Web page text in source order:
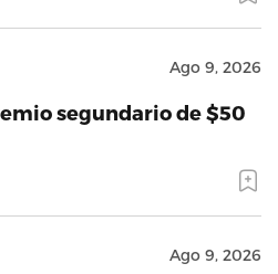
Ago 9, 2026
segundario de $50
Ago 9, 2026